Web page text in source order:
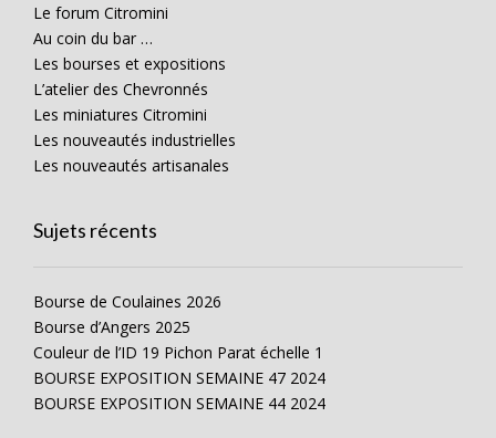
Le forum Citromini
Au coin du bar …
Les bourses et expositions
L’atelier des Chevronnés
Les miniatures Citromini
Les nouveautés industrielles
Les nouveautés artisanales
Sujets récents
Bourse de Coulaines 2026
Bourse d’Angers 2025
Couleur de l’ID 19 Pichon Parat échelle 1
BOURSE EXPOSITION SEMAINE 47 2024
BOURSE EXPOSITION SEMAINE 44 2024